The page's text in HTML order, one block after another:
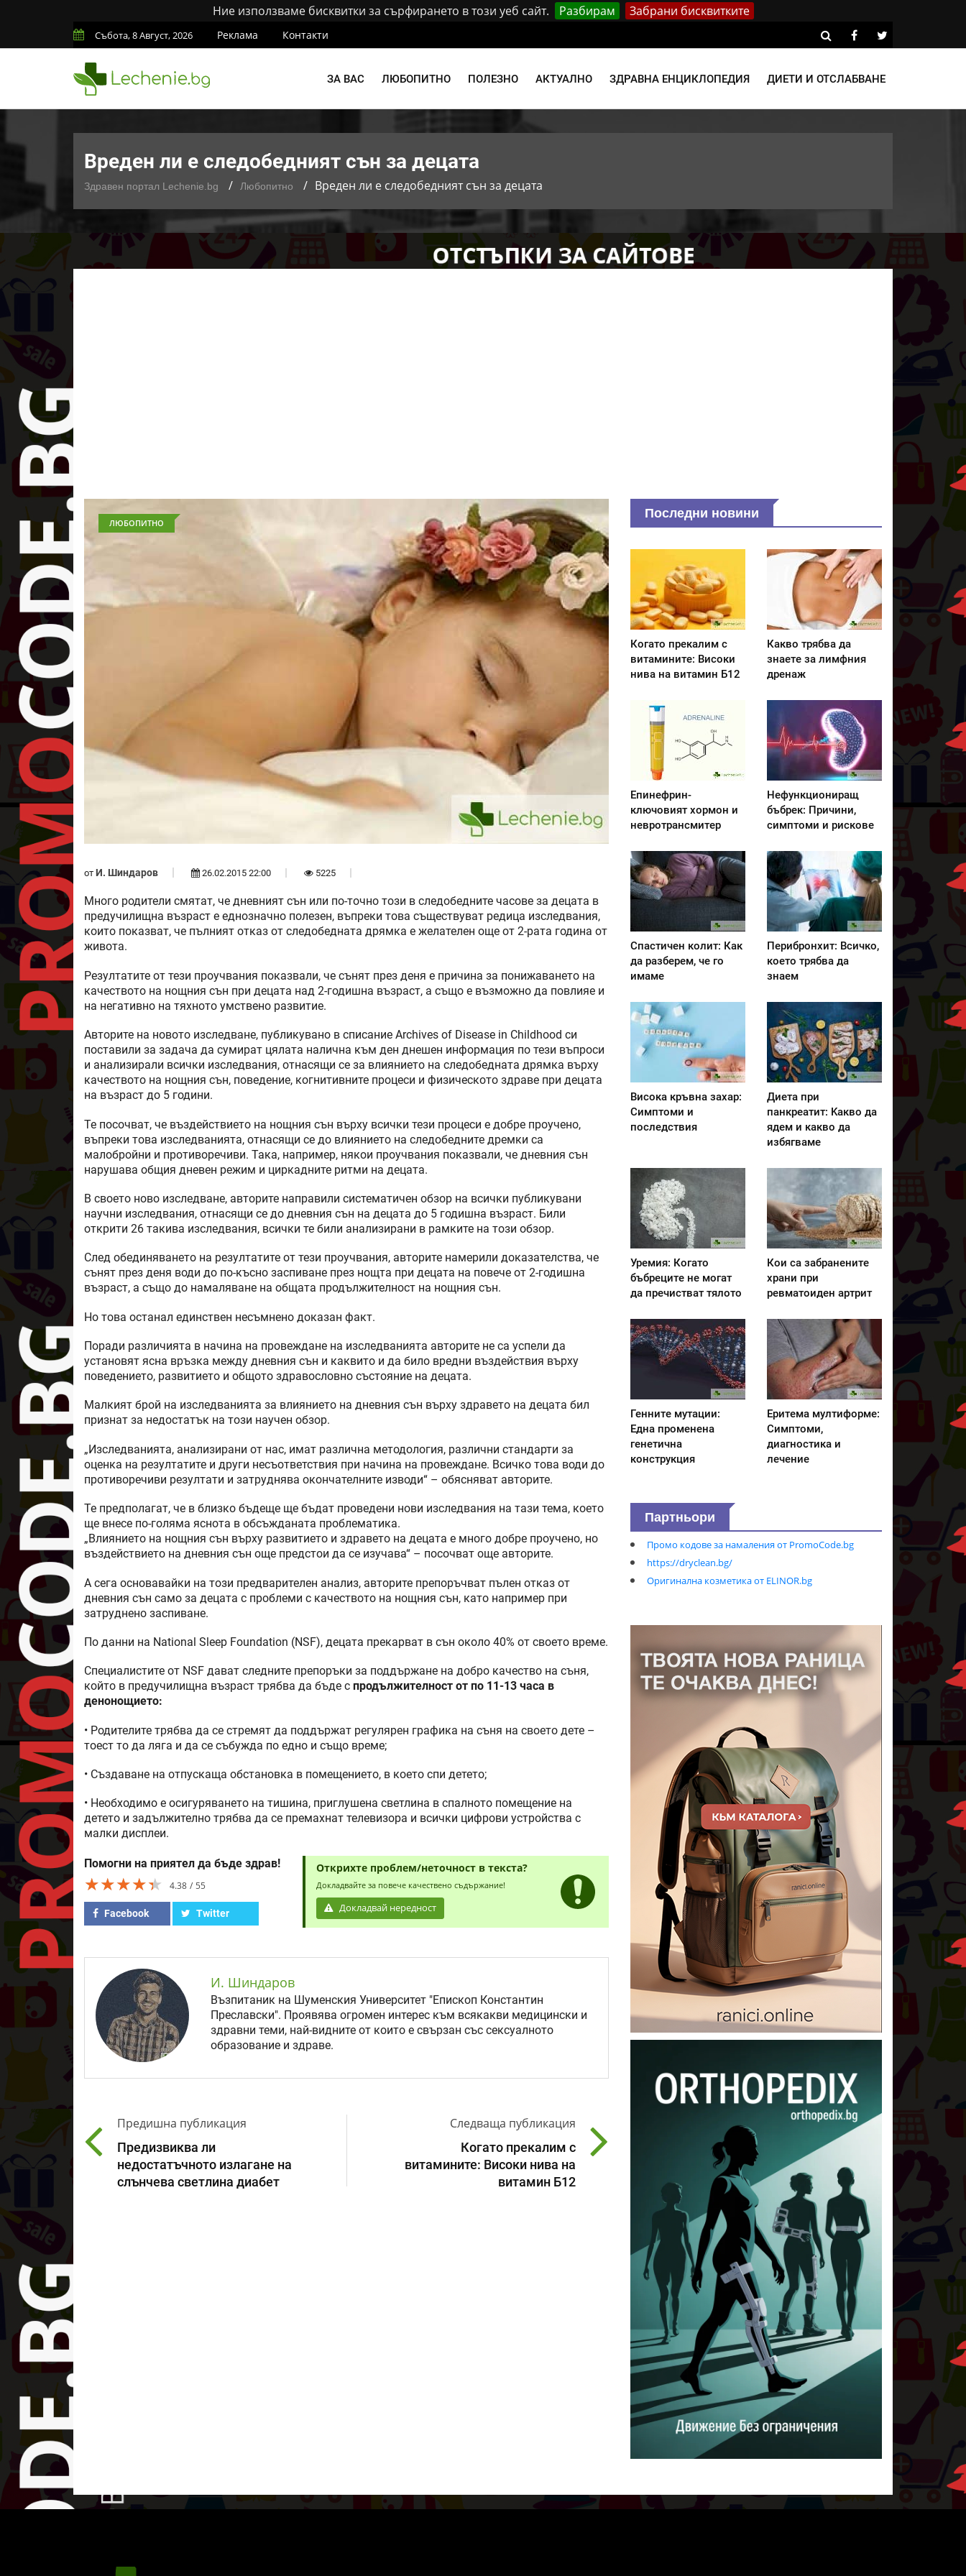
Ние използваме бисквитки за сърфирането в този уеб сайт. Разбирам Забрани бисквитките
Събота, 8 Август, 2026 Реклама Контакти
ЗА ВАС ЛЮБОПИТНО ПОЛЕЗНО АКТУАЛНО ЗДРАВНА ЕНЦИКЛОПЕДИЯ ДИЕТИ И ОТСЛАБВАНЕ
Вреден ли е следобедният сън за децата
Здравен портал Lechenie.bg Любопитно Вреден ли е следобедният сън за децата
ЛЮБОПИТНО
от И. Шиндаров 26.02.2015 22:00 5225
Много родители смятат, че дневният сън или по-точно този в следобедните часове за децата в
предучилищна възраст е еднозначно полезен, въпреки това съществуват редица изследвания,
които показват, че пълният отказ от следобедната дрямка е желателен още от 2-рата година от
живота.
Резултатите от тези проучвания показвали, че сънят през деня е причина за понижаването на
качеството на нощния сън при децата над 2-годишна възраст, а също е възможно да повлияе и
на негативно на тяхното умствено развитие.
Авторите на новото изследване, публикувано в списание Archives of Disease in Childhood си
поставили за задача да сумират цялата налична към ден днешен информация по тези въпроси
и анализирали всички изследвания, отнасящи се за влиянието на следобедната дрямка върху
качеството на нощния сън, поведение, когнитивните процеси и физическото здраве при децата
на възраст до 5 години.
Те посочват, че въздействието на нощния сън върху всички тези процеси е добре проучено,
въпреки това изследванията, отнасящи се до влиянието на следобедните дремки са
малобройни и противоречиви. Така, например, някои проучвания показвали, че дневния сън
нарушава общия дневен режим и циркадните ритми на децата.
В своето ново изследване, авторите направили систематичен обзор на всички публикувани
научни изследвания, отнасящи се до дневния сън на децата до 5 годишна възраст. Били
открити 26 такива изследвания, всички те били анализирани в рамките на този обзор.
След обединяването на резултатите от тези проучвания, авторите намерили доказателства, че
сънят през деня води до по-късно заспиване през нощта при децата на повече от 2-годишна
възраст, а също до намаляване на общата продължителност на нощния сън.
Но това останал единствен несъмнено доказан факт.
Поради различията в начина на провеждане на изследванията авторите не са успели да
установят ясна връзка между дневния сън и каквито и да било вредни въздействия върху
поведението, развитието и общото здравословно състояние на децата.
Малкият брой на изследванията за влиянието на дневния сън върху здравето на децата бил
признат за недостатък на този научен обзор.
„Изследванията, анализирани от нас, имат различна методология, различни стандарти за
оценка на резултатите и други несъответствия при начина на провеждане. Всичко това води до
противоречиви резултати и затруднява окончателните изводи“ – обясняват авторите.
Те предполагат, че в близко бъдеще ще бъдат проведени нови изследвания на тази тема, което
ще внесе по-голяма яснота в обсъжданата проблематика.
„Влиянието на нощния сън върху развитието и здравето на децата е много добре проучено, но
въздействието на дневния сън още предстои да се изучава“ – посочват още авторите.
А сега основавайки на този предварителен анализ, авторите препоръчват пълен отказ от
дневния сън само за децата с проблеми с качеството на нощния сън, като например при
затруднено заспиване.
По данни на National Sleep Foundation (NSF), децата прекарват в сън около 40% от своето време.
Специалистите от NSF дават следните препоръки за поддържане на добро качество на съня,
който в предучилищна възраст трябва да бъде с продължителност от по 11-13 часа в
денонощието:
• Родителите трябва да се стремят да поддържат регулярен графика на съня на своето дете –
тоест то да ляга и да се събужда по едно и също време;
• Създаване на отпускаща обстановка в помещението, в което спи детето;
• Необходимо е осигуряването на тишина, приглушена светлина в спалното помещение на
детето и задължително трябва да се премахнат телевизора и всички цифрови устройства с
малки дисплеи.
Помогни на приятел да бъде здрав!
★★★★★
★★★★★
★★★★★ 4.38 55
Facebook Twitter
Открихте проблем/неточност в текста?
Докладвайте за повече качествено съдържание!
Докладвай нередност
И. Шиндаров
Възпитаник на Шуменския Университет "Епископ Константин
Преславски". Проявява огромен интерес към всякакви медицински и
здравни теми, най-видните от които е свързан със сексуалното
образование и здраве.
Предишна публикация
Предизвиква ли
недостатъчното излагане на
слънчева светлина диабет
Следваща публикация
Когато прекалим с
витамините: Високи нива на
витамин Б12
Последни новини
Когато прекалим с
витамините: Високи
нива на витамин Б12
Какво трябва да
знаете за лимфния
дренаж
Епинефрин-
ключовият хормон и
невротрансмитер
Нефункциониращ
бъбрек: Причини,
симптоми и рискове
Спастичен колит: Как
да разберем, че го
имаме
Перибронхит: Всичко,
което трябва да
знаем
Висока кръвна захар:
Симптоми и
последствия
Диета при
панкреатит: Kакво да
ядем и какво да
избягваме
Уремия: Когато
бъбреците не могат
да пречистват тялото
Кои са забранените
храни при
ревматоиден артрит
Генните мутации:
Една променена
генетична
конструкция
Еритема мултиформе:
Симптоми,
диагностика и
лечение
Партньори
Промо кодове за намаления от PromoCode.bg
https://dryclean.bg/
Оригинална козметика от ELINOR.bg